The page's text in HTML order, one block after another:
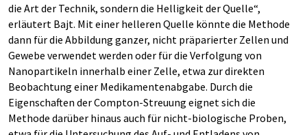
die Art der Technik, sondern die Helligkeit der Quelle“,
erläutert Bajt. Mit einer helleren Quelle könnte die Methode
dann für die Abbildung ganzer, nicht präparierter Zellen und
Gewebe verwendet werden oder für die Verfolgung von
Nanopartikeln innerhalb einer Zelle, etwa zur direkten
Beobachtung einer Medikamentenabgabe. Durch die
Eigenschaften der Compton-Streuung eignet sich die
Methode darüber hinaus auch für nicht-biologische Proben,